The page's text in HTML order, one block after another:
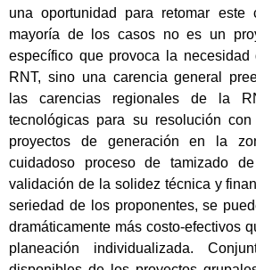
una oportunidad para retomar este
mayoría de los casos no es un
específico que provoca la
RNT, sino una carencia general
las carencias regionales de la
tecnológicas para su resolución
proyectos de generación en la
cuidadoso proceso de tamizado
validación de la solidez técnica y
seriedad de los proponentes, se
dramáticamente más costo-efectivos
planeación individualizada.